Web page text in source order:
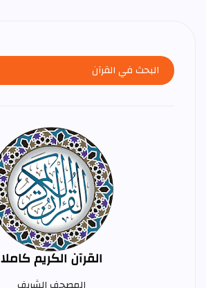
القرآن الكريم كاملا